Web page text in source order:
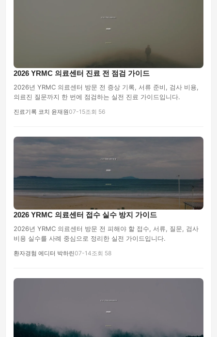
2026 YRMC 의료센터 진료 전 점검 가이드
2026년 YRMC 의료센터 방문 전 증상 기록, 서류 준비, 검사 비용,
의료진 질문까지 한 번에 점검하는 실전 진료 가이드입니다.
진료기록 코치 윤재원07-15조회 56
2026 YRMC 의료센터 접수 실수 방지 가이드
2026년 YRMC 의료센터 방문 전 피해야 할 접수, 서류, 질문, 검사
비용 실수를 사례 중심으로 정리한 실전 가이드입니다.
환자경험 에디터 박하린07-14조회 58